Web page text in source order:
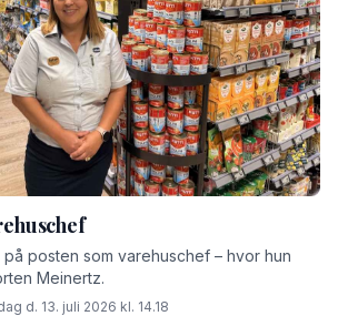
posten som varehuschef – hvor hun
Meinertz.
d. 13. juli 2026 kl. 14.18